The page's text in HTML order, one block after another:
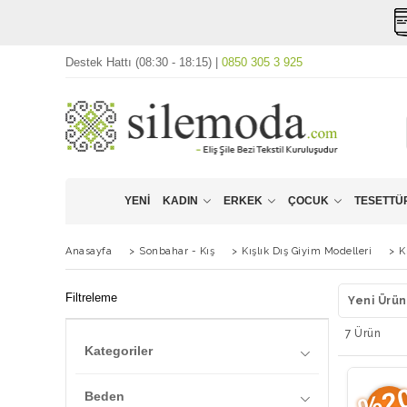
Destek Hattı (08:30 - 18:15) | 0850 305 3 925
YENI KADIN ERKEK ÇOCUK
Anasayfa > Sonbahar - Kış > Kışlık Dış Giyim Modelleri >
Filtreleme
Kategoriler
Şükran Kaymak
Beden
Yeni
7 Ürün